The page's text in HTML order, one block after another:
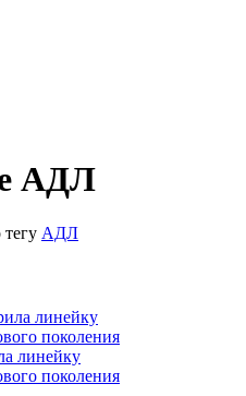
АДЛ
АДЛ
линейку
поколения